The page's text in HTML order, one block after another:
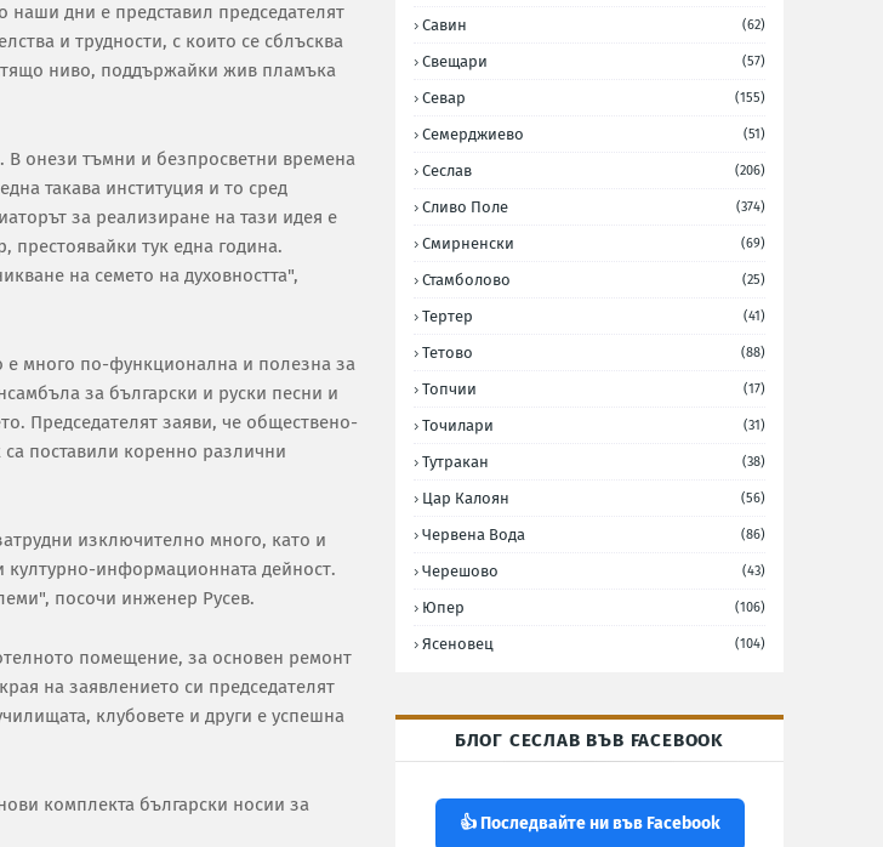
наши дни е представил председателят
и трудности, с които се сблъсква
ниво, поддържайки жив пламъка
В онези тъмни и безпросветни времена
такава институция и то сред
за реализиране на тази идея е
престоявайки тук една година.
на семето на духовността",
е много по-функционална и полезна за
за български и руски песни и
Председателят заяви, че обществено-
поставили коренно различни
изключително много, като и
културно-информационната дейност.
посочи инженер Русев.
помещение, за основен ремонт
на заявлението си председателят
клубовете и други е успешна
комплекта български носии за
Савин (62)
Свещари (57)
Севар (155)
Семерджиево (51)
Сеслав (206)
Сливо Поле (374)
Смирненски (69)
Стамболово (25)
Тертер (41)
Тетово (88)
Топчии (17)
Точилари (31)
Тутракан (38)
Цар Калоян (56)
Червена Вода (86)
Черешово (43)
Юпер (106)
Ясеновец (104)
БЛОГ СЕСЛАВ ВЪВ FACEBOOK
👍 Последвайте ни във Facebook